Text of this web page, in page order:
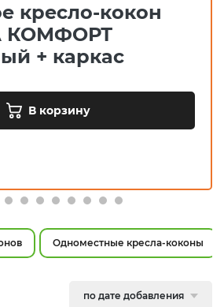
кресло-кокон
КОМФОРТ
+ каркас
В корзину
Одноместные кресла-коконы
по дате добавления